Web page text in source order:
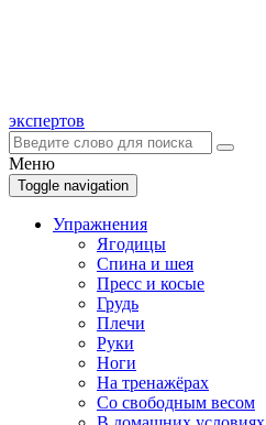
экспертов
Меню
Toggle navigation
Упражнения
Ягодицы
Спина и шея
Пресс и косые
Грудь
Плечи
Руки
Ноги
На тренажёрах
Со свободным весом